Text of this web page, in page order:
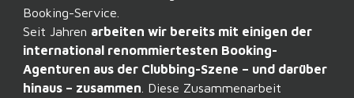
Booking-Service.
Seit Jahren arbeiten wir bereits mit einigen der
international renommiertesten Booking-
Agenturen aus der Clubbing-Szene – und darüber
hinaus – zusammen . Diese Zusammenarbeit